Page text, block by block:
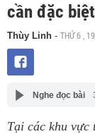
cần đặc
Thùy Linh - THỨ 6 ,
Nghe đọc bài
Tại các khu vực